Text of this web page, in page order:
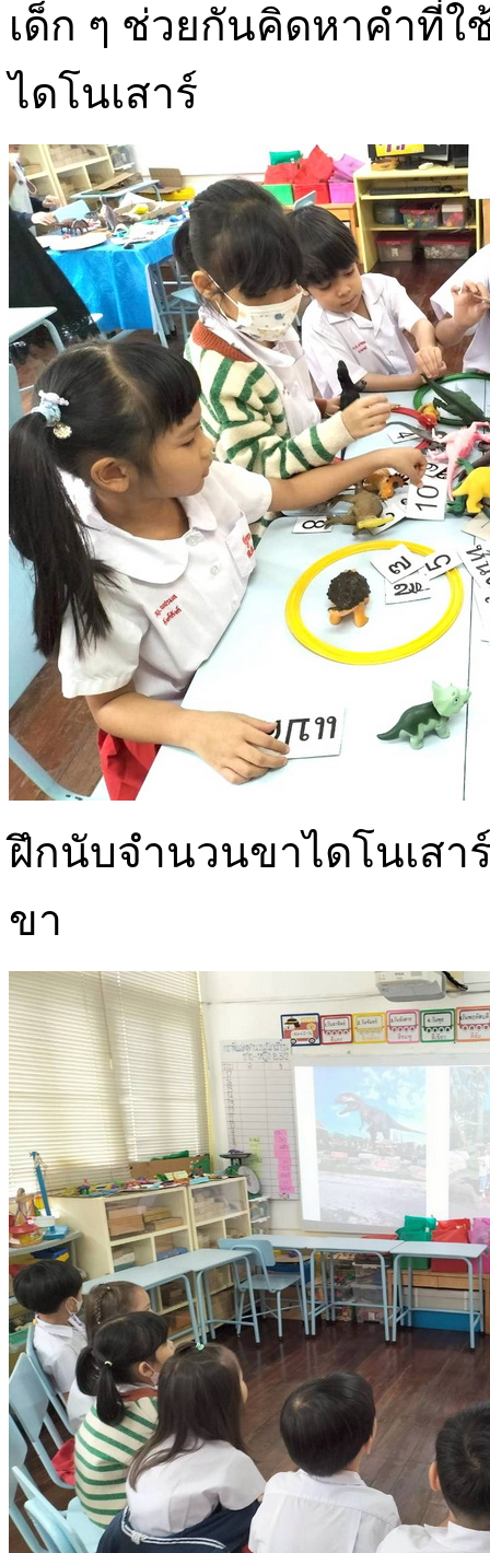
เด็ก ๆ ช่วยกันคิดหาคำที่ใ
ไดโนเสาร์
ฝึกนับจำนวนขาไดโนเสา
ขา